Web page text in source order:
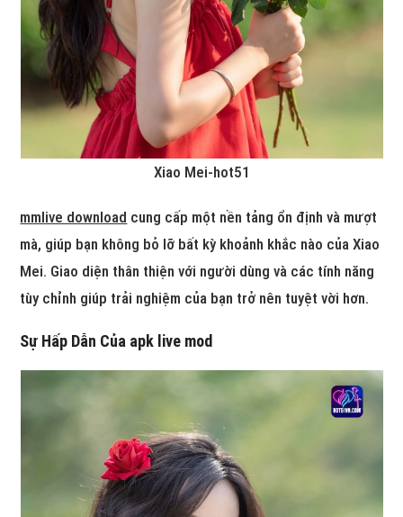
Xiao Mei-hot51
mmlive download cung cấp một nền tảng ổn định và mượt
mà, giúp bạn không bỏ lỡ bất kỳ khoảnh khắc nào của Xiao
Mei. Giao diện thân thiện với người dùng và các tính năng
tùy chỉnh giúp trải nghiệm của bạn trở nên tuyệt vời hơn.
Sự Hấp Dẫn Của apk live mod